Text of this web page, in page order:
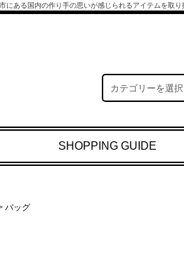
にある国内の作り手の思いが感じられるアイテムを取り
SHOPPING GUIDE
バッグ